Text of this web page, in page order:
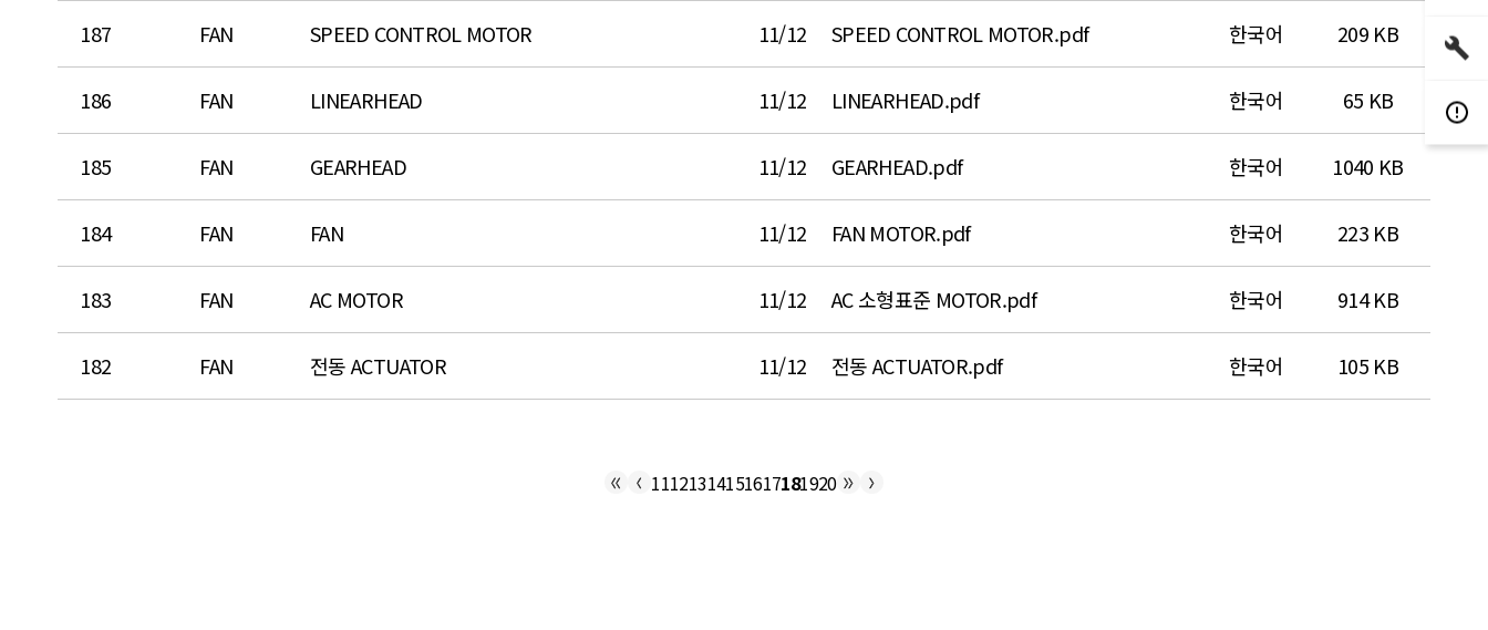
187 FAN SPEED CONTROL MOTOR 11/12 SPEED CONTROL MOTOR.pdf 한국어 209 KB
186 FAN LINEARHEAD 11/12 LINEARHEAD.pdf 한국어 65 KB
185 FAN GEARHEAD 11/12 GEARHEAD.pdf 한국어 1040 KB
184 FAN FAN 11/12 FAN MOTOR.pdf 한국어 223 KB
183 FAN AC MOTOR 11/12 AC 소형표준 MOTOR.pdf 한국어 914 KB
182 FAN 전동 ACTUATOR 11/12 전동 ACTUATOR.pdf 한국어 105 KB
11121314151617181920